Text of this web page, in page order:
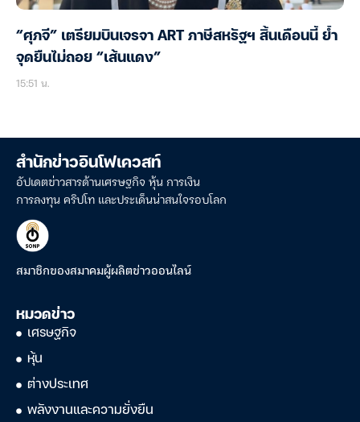
“ศุภจี” เตรียมบินเจรจา ART ภาษีสหรัฐฯ สิ้นเดือนนี้ ย้ำ
จุดยืนไม่ถอย “เส้นแดง”
15:51 น.
สำนักข่าวอินโฟเควสท์
อัปเดตข่าวสารด้านเศรษฐกิจ หุ้น การเงิน
การลงทุน คริปโท และประเด็นน่าสนใจรอบโลก
สมาชิกของสมาคมผู้ผลิตข่าวออนไลน์
หมวดข่าว
เศรษฐกิจ
หุ้น
ต่างประเทศ
พลังงานและความยั่งยืน